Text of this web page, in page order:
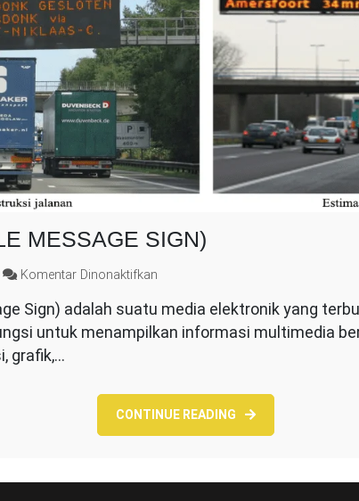
MESSAGE SIGN)
Komentar Dinonaktifkan
(VARIABLE
MESSAGE
Sign) adalah suatu media elektronik yang
untuk menampilkan informasi multimedia
grafik,…
CONTINUE READING